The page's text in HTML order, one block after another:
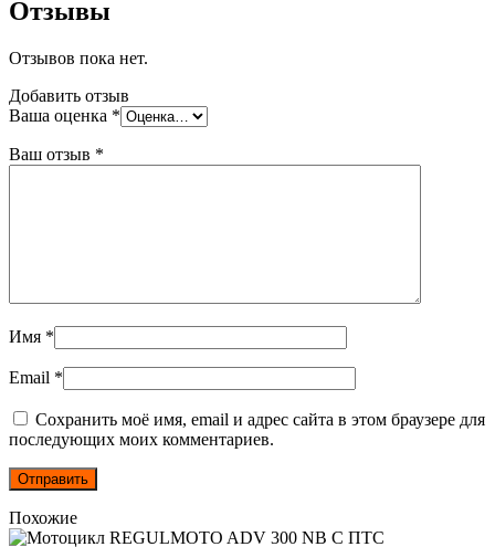
Отзывы
Отзывов пока нет.
Добавить отзыв
Ваша оценка *
Ваш отзыв *
Имя *
Email *
Сохранить моё имя, email и адрес сайта в этом браузере для
последующих моих комментариев.
Похожие